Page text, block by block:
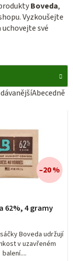
Boveda,
Vyzkoušejte
své
Abecedně
62%, 4 gramy
Boveda udržují
v uzavřeném
balení....
–20 %